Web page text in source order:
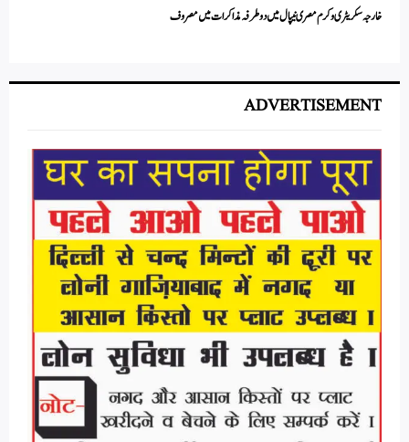
خارجہ سکریٹری وکرم مصری نیپال میں دو طرفہ مذاکرات میں مصروف
ADVERTISEMENT